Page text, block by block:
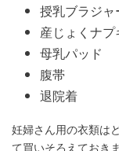
授乳ブラジャ
産じょくナプ
母乳パッド
腹帯
退院着
妊婦さん用の衣類は
て買いそろえておき